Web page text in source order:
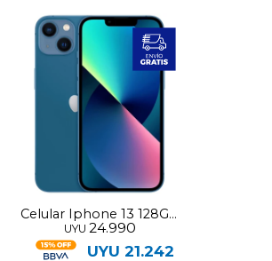
Celular Iphone 13 128GB
pre-utilizado
UYU 24.990
UYU 21.242